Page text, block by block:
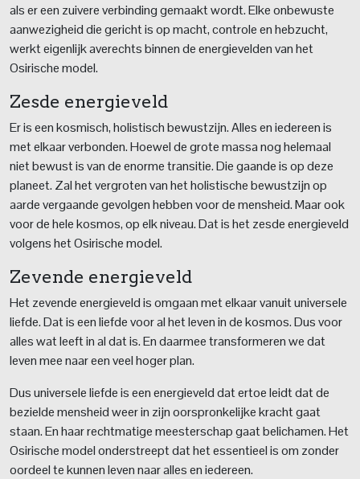
als er een zuivere verbinding gemaakt wordt. Elke onbewuste
aanwezigheid die gericht is op macht, controle en hebzucht,
werkt eigenlijk averechts binnen de energievelden van het
Osirische model.
Zesde energieveld
Er is een kosmisch, holistisch bewustzijn. Alles en iedereen is
met elkaar verbonden. Hoewel de grote massa nog helemaal
niet bewust is van de enorme transitie. Die gaande is op deze
planeet. Zal het vergroten van het holistische bewustzijn op
aarde vergaande gevolgen hebben voor de mensheid. Maar ook
voor de hele kosmos, op elk niveau. Dat is het zesde energieveld
volgens het Osirische model.
Zevende energieveld
Het zevende energieveld is omgaan met elkaar vanuit universele
liefde. Dat is een liefde voor al het leven in de kosmos. Dus voor
alles wat leeft in al dat is. En daarmee transformeren we dat
leven mee naar een veel hoger plan.
Dus universele liefde is een energieveld dat ertoe leidt dat de
bezielde mensheid weer in zijn oorspronkelijke kracht gaat
staan. En haar rechtmatige meesterschap gaat belichamen. Het
Osirische model onderstreept dat het essentieel is om zonder
oordeel te kunnen leven naar alles en iedereen.